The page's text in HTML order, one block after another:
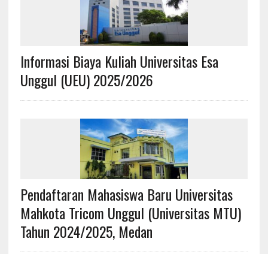
Informasi Biaya Kuliah Universitas Esa
Unggul (UEU) 2025/2026
Pendaftaran Mahasiswa Baru Universitas
Mahkota Tricom Unggul (Universitas MTU)
Tahun 2024/2025, Medan